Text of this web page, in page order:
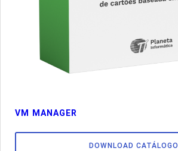
VM MANAGER
DOWNLOAD CATÁLOGO